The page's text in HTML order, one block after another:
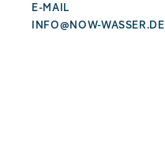
E-MAIL
INFO@NOW-WASSER.DE